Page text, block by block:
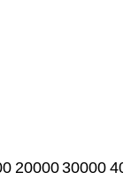
2000030000